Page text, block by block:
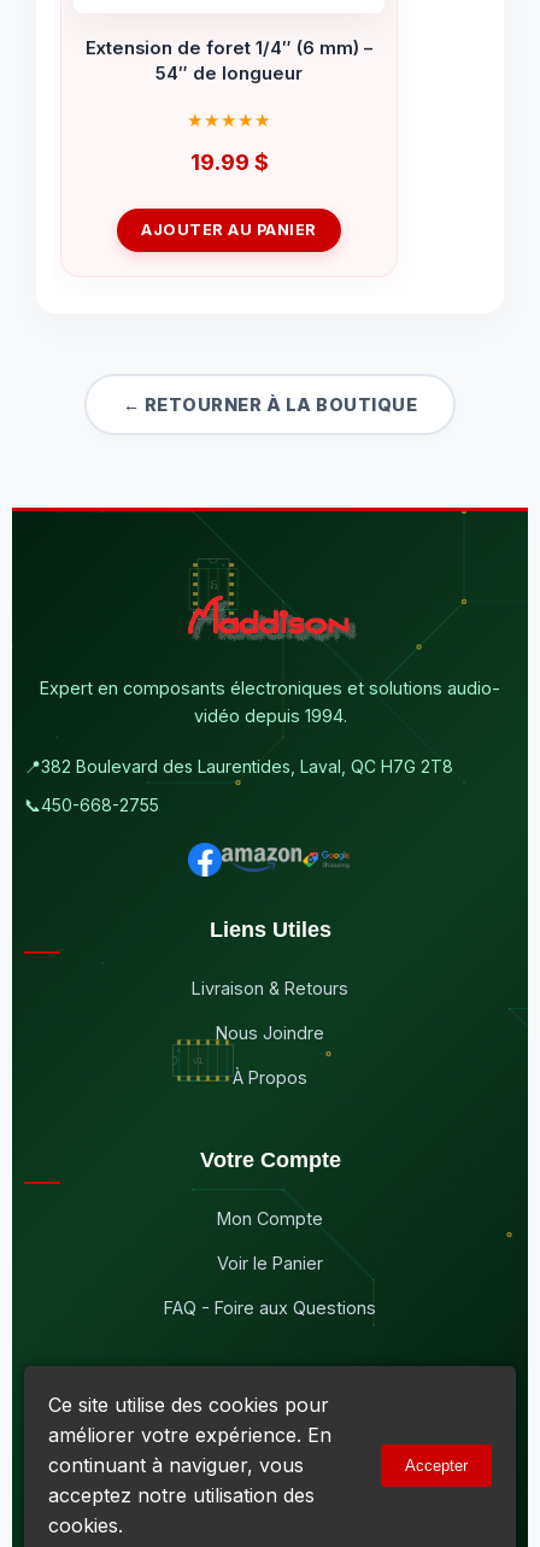
Extension de foret 1/4″ (6 mm) –
54″ de longueur
19.99 $
AJOUTER AU PANIER
← RETOURNER À LA BOUTIQUE
Expert en composants électroniques et solutions audio-
vidéo depuis 1994.
📍382 Boulevard des Laurentides, Laval, QC H7G 2T8
📞450-668-2755
Liens Utiles
Livraison & Retours
Nous Joindre
À Propos
Votre Compte
Mon Compte
Voir le Panier
FAQ - Foire aux Questions
© 2026Maddison Électronique Inc.
Politique de confidentialité & Cookies|
Conditions d'utilisation
Numéro d'entreprise du Québec (NEQ) :
R138919030RT0001 • TVQ : 10-1702-3051TQ0001
Ce site utilise des cookies pour
améliorer votre expérience. En
continuant à naviguer, vous
acceptez notre utilisation des
cookies.
Accepter